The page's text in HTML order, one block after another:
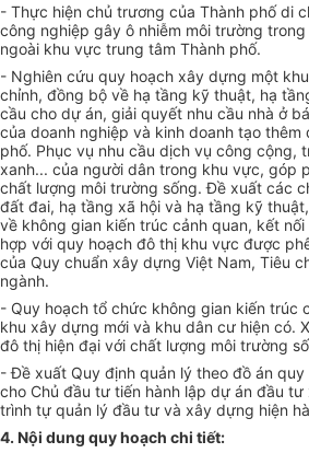
- Thực hiện chủ trương của Thành phố di
công nghiệp gây ô nhiễm môi trường
ngoài khu vực trung tâm Thành phố.
- Nghiên cứu quy hoạch xây dựng một
chỉnh, đồng bộ về hạ tầng kỹ thuật, hạ
cầu cho dự án, giải quyết nhu cầu nhà ở
của doanh nghiệp và kinh doanh tạo thêm
phố. Phục vụ nhu cầu dịch vụ công cộng,
xanh... của người dân trong khu vực, góp
chất lượng môi trường sống. Đề xuất các
đất đai, hạ tầng xã hội và hạ tầng kỹ
về không gian kiến trúc cảnh quan, kết
hợp với quy hoạch đô thị khu vực được
của Quy chuẩn xây dựng Việt Nam, Tiêu
ngành.
- Quy hoạch tổ chức không gian kiến trúc
khu xây dựng mới và khu dân cư hiện có.
đô thị hiện đại với chất lượng môi trường
- Đề xuất Quy định quản lý theo đồ án
cho Chủ đầu tư tiến hành lập dự án đầu
trình tự quản lý đầu tư và xây dựng hiện
4. Nội dung quy hoạch chi tiết: